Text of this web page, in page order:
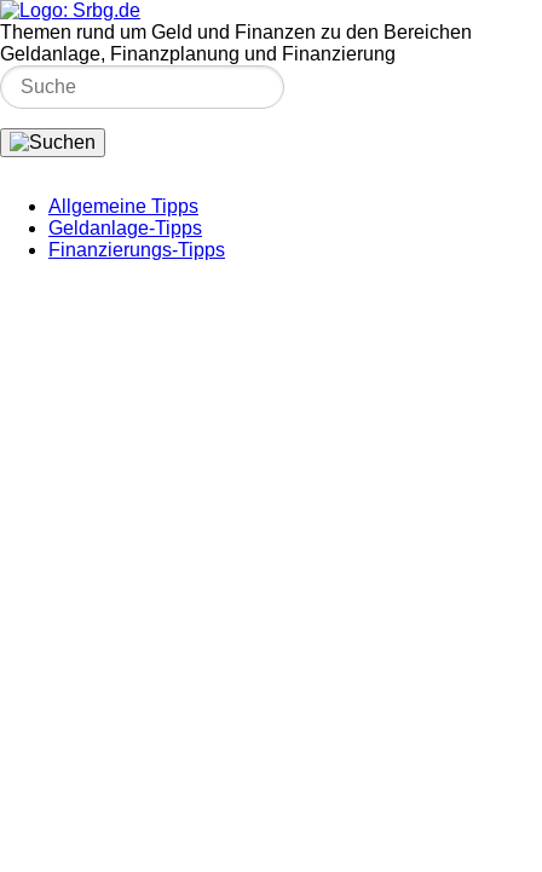
Themen rund um Geld und Finanzen zu den Bereichen
Geldanlage, Finanzplanung und Finanzierung
Allgemeine Tipps
Geldanlage-Tipps
Finanzierungs-Tipps